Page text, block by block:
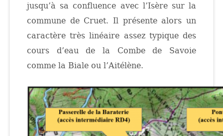
jusqu’à sa confluence avec l’Isère sur la
commune de Cruet. Il présente alors un
caractère très linéaire assez typique des
cours d’eau de la Combe de Savoie
comme la Biale ou l’Aitélène.